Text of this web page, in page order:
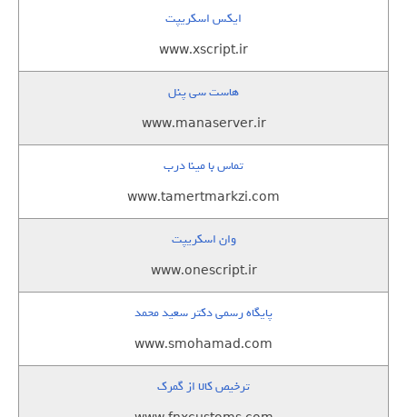
ایکس اسکریپت
www.xscript.ir
هاست سی پنل
www.manaserver.ir
تماس با مینا درب
www.tamertmarkzi.com
وان اسکریپت
www.onescript.ir
پایگاه رسمی دکتر سعید محمد
www.smohamad.com
ترخیص کالا از گمرک